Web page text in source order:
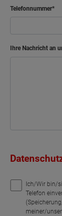
Telefonnummer
Ihre Nachricht an
Ich/Wir bin/
Telefon
meiner/